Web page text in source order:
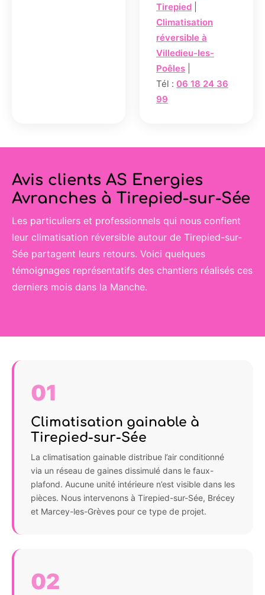
Tirepied
Climatisation
réversible à
Villedieu-les-
Poêles
Tél : 06 18 24 36
99
Avis clients AS Energies
Avranches à Tirepied-sur-Sée
Les particuliers et professionnels qui nous confient
leur climatisation réversible autour de Tirepied-sur-
Sée partagent leurs retours. Voici quelques
témoignages représentatifs des chantiers réalisés ces
derniers mois dans la Manche.
01
Climatisation gainable à
Tirepied-sur-Sée
La climatisation gainable distribue l’air conditionné
via un réseau de gaines dissimulé dans le faux-
plafond. Aucune unité intérieure n’est visible dans les
pièces. Nous intervenons à Tirepied-sur-Sée, Brécey
et Marcey-les-Grèves pour ce type de projet.
02